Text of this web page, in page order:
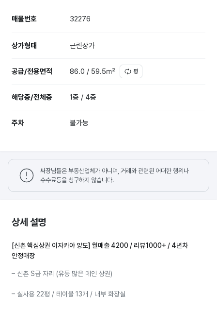
매물번호 32276
상가형태 근린상가
공급/전용면적 86.0 / 59.5㎡ 평
해당층/전체층 1층 / 4층
주차 불가능
싸장님들은 부동산업체가 아니며, 거래와 관련된 어떠한 행위나
수수료등을 청구하지 않습니다.
상세 설명
[신촌 핵심상권 이자카야 양도] 월매출 4200 / 리뷰1000+ / 4년차
안정매장
– 신촌 S급 자리 (유동 많은 메인 상권)
– 실사용 22평 / 테이블 13개 / 내부 화장실